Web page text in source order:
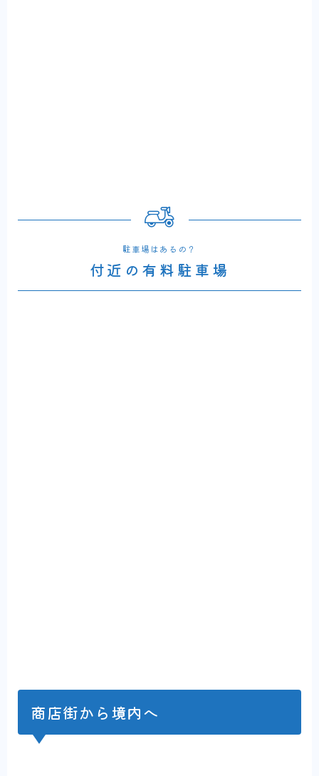
駐車場はあるの？
付近の有料駐車場
商店街から境内へ